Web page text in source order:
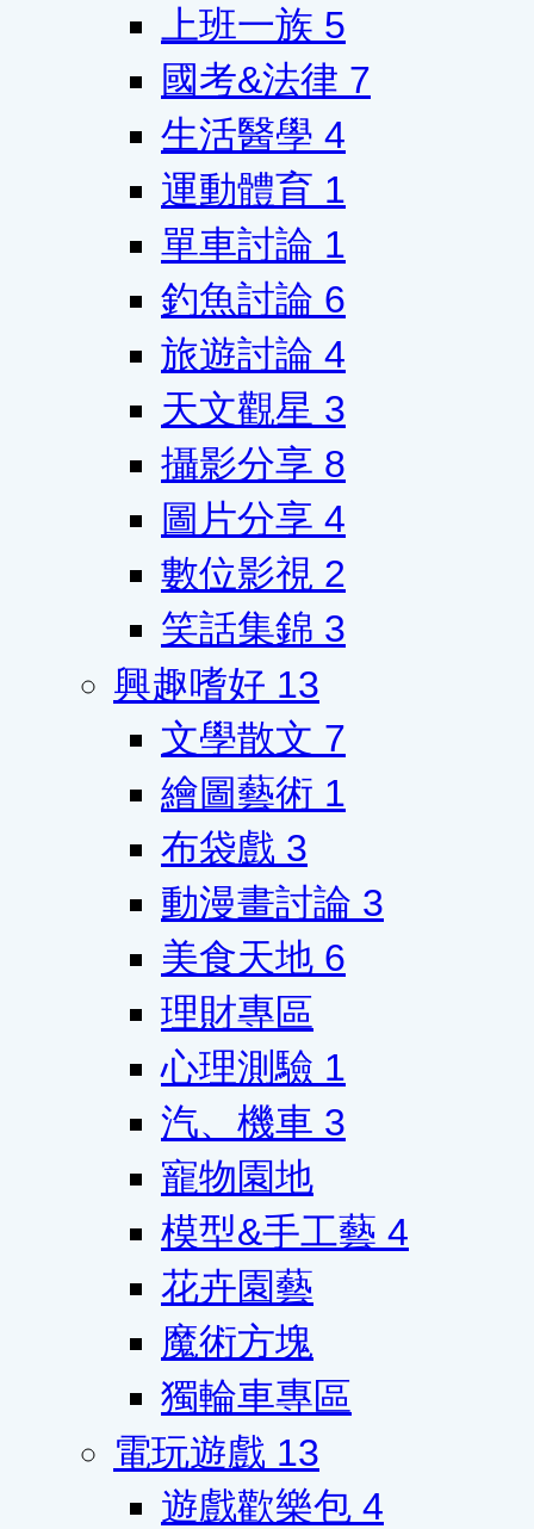
上班一族 5
國考&法律 7
生活醫學 4
運動體育 1
單車討論 1
釣魚討論 6
旅遊討論 4
天文觀星 3
攝影分享 8
圖片分享 4
數位影視 2
笑話集錦 3
興趣嗜好 13
文學散文 7
繪圖藝術 1
布袋戲 3
動漫畫討論 3
美食天地 6
理財專區
心理測驗 1
汽、機車 3
寵物園地
模型&手工藝 4
花卉園藝
魔術方塊
獨輪車專區
電玩遊戲 13
遊戲歡樂包 4